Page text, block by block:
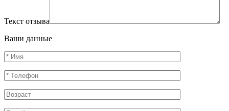
Текст отзыва
Ваши данные